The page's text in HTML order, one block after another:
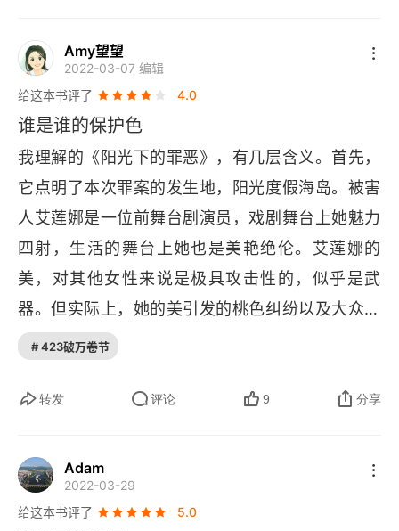
段 “波洛” 是与各人交谈案和收集证据，这是最开脑
的时候，你会跟着 “波洛” 的视角猜测谁是凶手，不
过常常看谁都象是凶手。第三段是高潮，“波洛” 会
揭示凶手，如果出你意外，你会赞叹阿加莎小说之
精妙，如果猜中凶手，你会得意于自己的推理。
《阳光下的罪恶》Evil Under the SunAgatha
Christie320 pages4.0
Amy望望
2022-03-07 编辑
给这本书评了
4.0
谁是谁的保护色
我理解的《阳光下的罪恶》，有几层含义。首先，
它点明了本次罪案的发生地，阳光度假海岛。被害
人艾莲娜是一位前舞台剧演员，戏剧舞台上她魅力
四射，生活的舞台上她也是美艳绝伦。艾莲娜的
美，对其他女性来说是极具攻击性的，似乎是武
器。但实际上，她的美引发的桃色纠纷以及大众对
她人品的质疑，反而成了罪犯行凶的一层保护色。
手，被称为 "世界头号掘金女郎，也是个男人杀
她的人生来不及谢幕，就走向落幕，被掐死在孤岛
的海滩上。她失去了财产、生命，还背负了舆论的
质疑。其次，阳光下的罪恶，又指嫌疑人的完美不
# 423破万卷节
转发 评论 9 分享
Adam
2022-03-29
给这本书评了
5.0